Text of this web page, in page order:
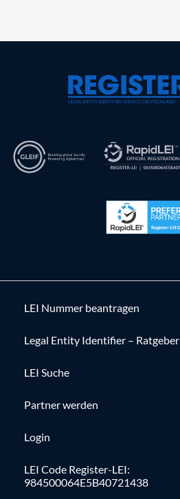
LEI Nummer beantragen
Legal Entity Identifier – Ratgeber
LEI Suche
Partner werden
Login
LEI Code Register-LEI:
984500064E5B40721438